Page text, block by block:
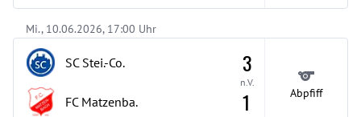
Mi., 10.06.2026, 17:00 Uhr
SC Stei.-Co.
FC Matzenba.
3
n.V.
1 Abpfiff